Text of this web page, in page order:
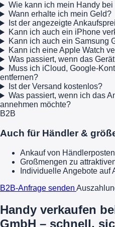
Wie kann ich mein Handy
Wann erhalte ich mein Geld?
Ist der angezeigte
Kann ich auch ein iPhone
Kann ich auch ein Samsung
Kann ich eine Apple Watch
Was passiert, wenn das
Muss ich iCloud, Google-
entfernen?
Ist der Versand kostenlos?
Was passiert, wenn ich das
annehmen möchte?
B2B
Auch für Händler &
Ankauf von
Großmengen zu
Individuelle Angebote auf
B2B-Anfrage senden
Handy verkaufen
GmbH – schnell,